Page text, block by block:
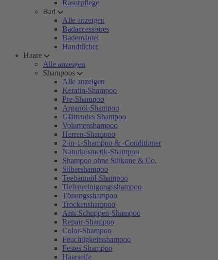
Rasurpflege
Bad
Alle anzeigen
Badaccessoires
Bademäntel
Handtücher
Haare
Alle anzeigen
Shampoos
Alle anzeigen
Keratin-Shampoo
Pre-Shampoo
Arganöl-Shampoo
Glättendes Shampoo
Volumenshampoo
Herren-Shampoo
2-in-1-Shampoo & -Conditioner
Naturkosmetik-Shampoo
Shampoo ohne Silikone & Co.
Silbershampoo
Teebaumöl-Shampoo
Tiefenreinigungsshampoo
Tönungsshampoo
Trockenshampoo
Anti-Schuppen-Shampoo
Repair-Shampoo
Color-Shampoo
Feuchtigkeitsshampoo
Festes Shampoo
Haarseife